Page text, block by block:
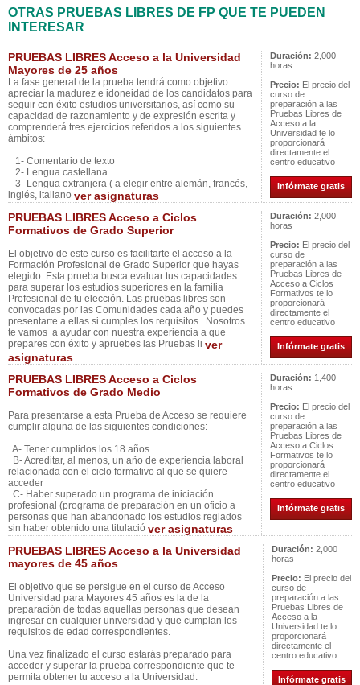
OTRAS PRUEBAS LIBRES DE FP QUE TE PUEDEN
INTERESAR
PRUEBAS LIBRES Acceso a la Universidad
Mayores de 25 años
La fase general de la prueba tendrá como objetivo
apreciar la madurez e idoneidad de los candidatos para
seguir con éxito estudios universitarios, así como su
capacidad de razonamiento y de expresión escrita y
comprenderá tres ejercicios referidos a los siguientes
ámbitos:
1- Comentario de texto
2- Lengua castellana
3- Lengua extranjera ( a elegir entre alemán, francés,
inglés, italiano ver asignaturas
Duración: 2,000
horas
Precio: El precio del
curso de
preparación a las
Pruebas Libres de
Acceso a la
Universidad te lo
proporcionará
directamente el
centro educativo
Infórmate gratis
PRUEBAS LIBRES Acceso a Ciclos
Formativos de Grado Superior
El objetivo de este curso es facilitarte el acceso a la
Formación Profesional de Grado Superior que hayas
elegido. Esta prueba busca evaluar tus capacidades
para superar los estudios superiores en la familia
Profesional de tu elección. Las pruebas libres son
convocadas por las Comunidades cada año y puedes
presentarte a ellas si cumples los requisitos. Nosotros
te vamos a ayudar con nuestra experiencia a que
prepares con éxito y apruebes las Pruebas li ver
asignaturas
Duración: 2,000
horas
Precio: El precio del
curso de
preparación a las
Pruebas Libres de
Acceso a Ciclos
Formativos te lo
proporcionará
directamente el
centro educativo
Infórmate gratis
PRUEBAS LIBRES Acceso a Ciclos
Formativos de Grado Medio
Para presentarse a esta Prueba de Acceso se requiere
cumplir alguna de las siguientes condiciones:
A- Tener cumplidos los 18 años
B- Acreditar, al menos, un año de experiencia laboral
relacionada con el ciclo formativo al que se quiere
acceder
C- Haber superado un programa de iniciación
profesional (programa de preparación en un oficio a
personas que han abandonado los estudios reglados
sin haber obtenido una titulació ver asignaturas
Duración: 1,400
horas
Precio: El precio del
curso de
preparación a las
Pruebas Libres de
Acceso a Ciclos
Formativos te lo
proporcionará
directamente el
centro educativo
Infórmate gratis
PRUEBAS LIBRES Acceso a la Universidad
mayores de 45 años
El objetivo que se persigue en el curso de Acceso
Universidad para Mayores 45 años es la de la
preparación de todas aquellas personas que desean
ingresar en cualquier universidad y que cumplan los
requisitos de edad correspondientes.
Una vez finalizado el curso estarás preparado para
acceder y superar la prueba correspondiente que te
permita obtener tu acceso a la Universidad.
Duración: 2,000
horas
Precio: El precio del
curso de
preparación a las
Pruebas Libres de
Acceso a la
Universidad te lo
proporcionará
directamente el
centro educativo
Infórmate gratis